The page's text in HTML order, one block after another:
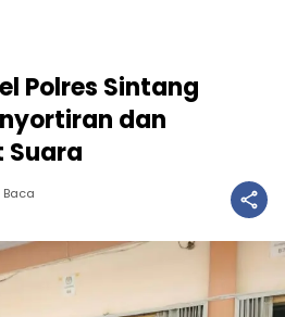
Polres Sintang
dan
Suara
Baca